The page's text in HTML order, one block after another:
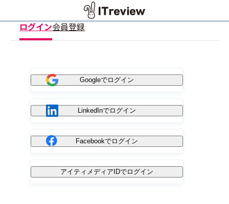
ログイン会員登録
Googleでログイン
LinkedInでログイン
Facebookでログイン
アイティメディアIDでログイン